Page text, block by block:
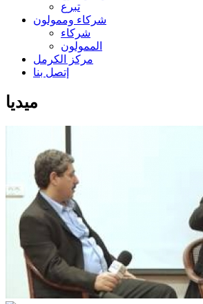
تبرع
شركاء وممولون
شركاء
الممولون
مركز الكرمل
إتصل بنا
ميديا